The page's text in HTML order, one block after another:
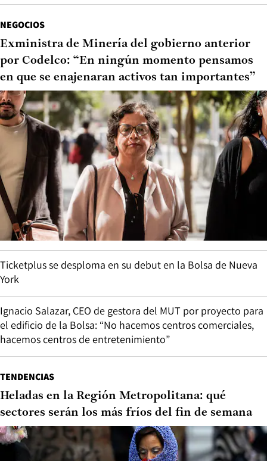
NEGOCIOS
Exministra de Minería del gobierno anterior
por Codelco: “En ningún momento pensamos
en que se enajenaran activos tan importantes”
Ticketplus se desploma en su debut en la Bolsa de Nueva
York
Ignacio Salazar, CEO de gestora del MUT por proyecto para
el edificio de la Bolsa: “No hacemos centros comerciales,
hacemos centros de entretenimiento”
TENDENCIAS
Heladas en la Región Metropolitana: qué
sectores serán los más fríos del fin de semana